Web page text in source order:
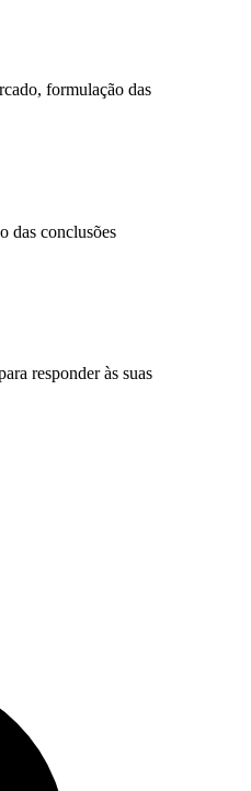
formulação das
das conclusões
responder às suas